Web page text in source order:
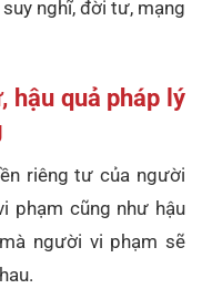
nghĩ, đời tư, mạng
hậu quả pháp lý
riêng tư của người
phạm cũng như hậu
người vi phạm sẽ